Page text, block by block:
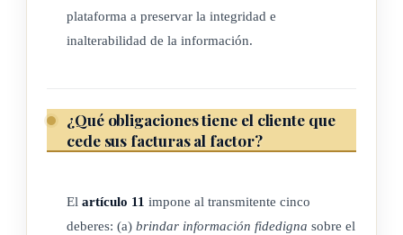
documentos comerciales, se presumirá auténtica y realizada
por funcionario autorizado para ese fin, salvo prueba en
ARTÍCULO 5
plataforma a preservar la integridad e
inalterabilidad de la información.
¿Qué obligaciones tiene el cliente que
cede sus facturas al factor?
El artículo 11 impone al transmitente cinco
deberes: (a) brindar información fidedigna sobre el